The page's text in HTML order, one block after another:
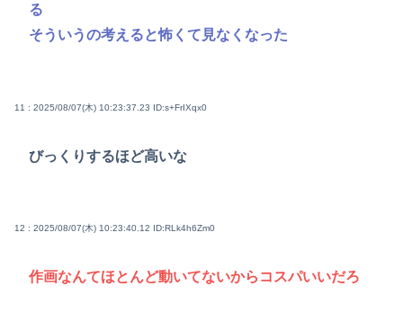
る
そういうの考えると怖くて見なくなった
11 : 2025/08/07(木) 10:23:37.23 ID:s+FrIXqx0
びっくりするほど高いな
12 : 2025/08/07(木) 10:23:40.12 ID:RLk4h6Zm0
作画なんてほとんど動いてないからコスパいいだろ